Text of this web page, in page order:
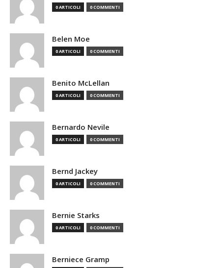
0 ARTICOLI 0 COMMENTI
Belen Moe
0 ARTICOLI 0 COMMENTI
Benito McLellan
0 ARTICOLI 0 COMMENTI
Bernardo Nevile
0 ARTICOLI 0 COMMENTI
Bernd Jackey
0 ARTICOLI 0 COMMENTI
Bernie Starks
0 ARTICOLI 0 COMMENTI
Berniece Gramp